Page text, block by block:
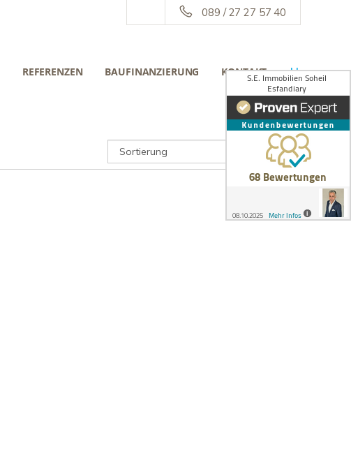
089 / 27 27 57 40
REFERENZEN BAUFINANZIERUNG KONTAKT ||